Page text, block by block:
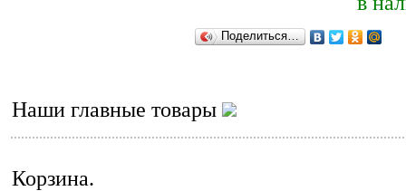
Поделиться…
Наши главные товары
Корзина.